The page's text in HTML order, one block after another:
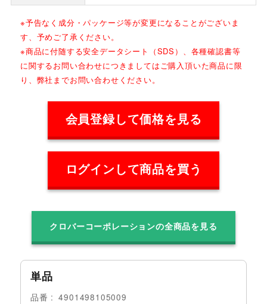
※予告なく成分・パッケージ等が変更になることがございま
す、予めご了承ください。
※商品に付随する安全データシート（SDS）、各種確認書等
に関するお問い合わせにつきましてはご購入頂いた商品に限
り、弊社までお問い合わせください。
会員登録して価格を見る
ログインして商品を買う
クロバーコーポレーションの全商品を見る
単品
品番
4901498105009